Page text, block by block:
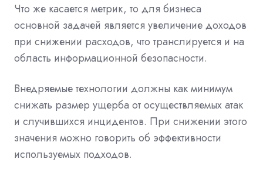
Что же касается метрик, то для бизнеса
основной задачей является увеличение доходов
при снижении расходов, что транслируется и на
область информационной безопасности.
Внедряемые технологии должны как минимум
снижать размер ущерба от осуществляемых атак
и случившихся инцидентов. При снижении этого
значения можно говорить об эффективности
используемых подходов.